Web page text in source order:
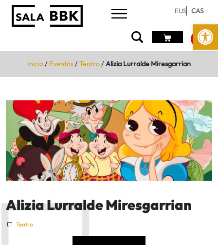
Abrir
EUS CAS
Inicio/ Eventos/Teatro/Alizia Lurralde Miresgarrian
Alizia Lurralde Miresgarrian
Teatro